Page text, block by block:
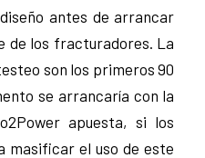
antes de arrancar
de los fracturadores. La
son los primeros 90
se arrancaría con la
apuesta, si los
masificar el uso de este